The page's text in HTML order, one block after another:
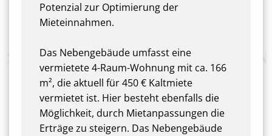
Potenzial zur Optimierung der
Mieteinnahmen.
Das Nebengebäude umfasst eine
vermietete 4-Raum-Wohnung mit ca. 166
m², die aktuell für 450 € Kaltmiete
vermietet ist. Hier besteht ebenfalls die
Möglichkeit, durch Mietanpassungen die
Erträge zu steigern. Das Nebengebäude